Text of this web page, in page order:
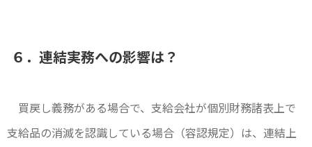
６．連結実務への影響は？
買戻し義務がある場合で、支給会社が個別財務諸表上で
支給品の消滅を認識している場合（容認規定）は、連結上